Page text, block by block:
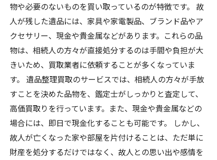
物や必要のないものを買い取っているのが特徴です。 故
人が残した遺品には、家具や家電製品、ブランド品やア
クセサリー、現金や貴金属などがあります。これらの品
物は、相続人の方々が直接処分するのは手間や負担が大
きいため、買取業者に依頼することが多くなっていま
す。 遺品整理買取のサービスでは、相続人の方々が手放
すことを決めた品物を、鑑定士がしっかりと査定して、
高価買取りを行っています。また、現金や貴金属などの
場合には、即日で現金化することも可能です。 しかし、
故人が亡くなった家や部屋を片付けることは、ただ単に
財産を処分するだけではなく、故人との思い出や感情を